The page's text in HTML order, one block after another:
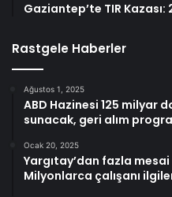
Gaziantep’te TIR Kazası:
Rastgele Haberler
Ağustos 1, 2025
ABD Hazinesi 125 milyar
sunacak, geri alım
Ocak 20, 2025
Yargıtay’dan fazla
Milyonlarca çalışanı